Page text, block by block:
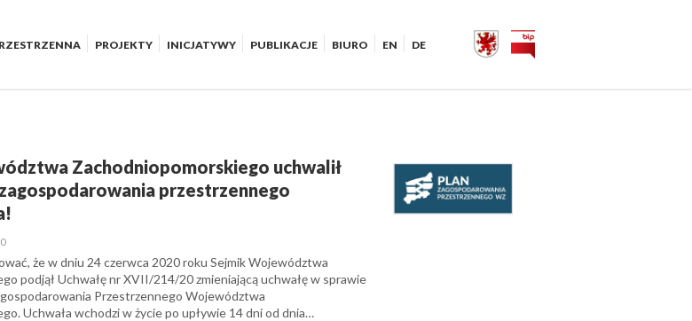
PROJEKTY INICJATYWY PUBLIKACJE BIURO EN DE
Zachodniopomorskiego uchwalił
przestrzennego
że w dniu 24 czerwca 2020 roku Sejmik Województwa
podjął Uchwałę nr XVII/214/20 zmieniającą uchwałę w sprawie
Przestrzennego Województwa
Uchwała wchodzi w życie po upływie 14 dni od dnia…